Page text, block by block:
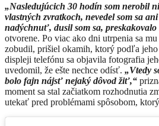
„Nasledujúcich 30 hodín som nerobil
vlastných zvratkoch, nevedel som sa
nadýchnuť, dusil som sa, preskakovalo
otvorene. Po viac ako dni utrpenia sa
zobudil, prišiel okamih, ktorý podľa
displeji telefónu sa objavila fotografia
uvedomil, že ešte nechce odísť. „Vtedy
bolo fajn nájsť nejaký dôvod žiť,“
moment sa stal začiatkom rozhodnutia
utekať pred problémami spôsobom,